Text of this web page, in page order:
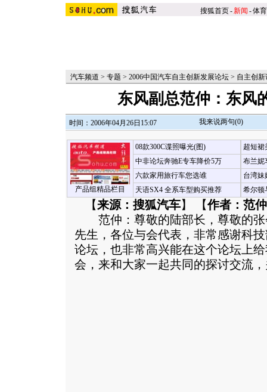
搜狐首页-新闻 -体育
汽车频道 > 专题 > 2006中国汽车自主创新发展论坛 > 自主创
东风副总范仲：东风
时间：2006年04月26日15:07 我来说两句(0)
产品组精品栏目
08款300C谍照曝光(图)
中非论坛奔驰E专车降价5万
六款家用旅行车您选谁
天语SX4 全系车型购买推荐
超短裙
布兰妮
台湾妹
希尔顿
【来源：搜狐汽车】 【作者：范仲
范仲：尊敬的陆部长，尊敬的张
先生，各位与会代表，非常感谢科
论坛，也非常高兴能在这个论坛上
会，来和大家一起共同的探讨交流